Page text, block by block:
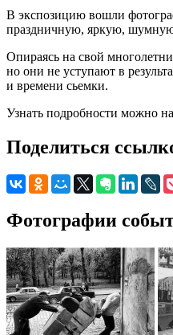
В экспозицию вошли
праздничную, яркую, шумную.
Опираясь на свой
но они не уступают в
и времени сьемки.
Узнать подробности можно
Поделиться
Фотографии